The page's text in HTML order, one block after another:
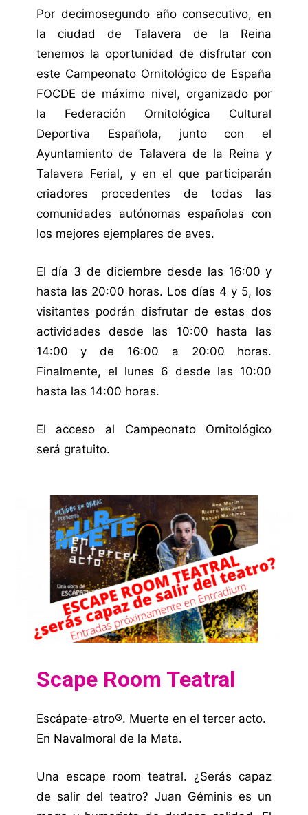
Por decimosegundo año consecutivo, en
la ciudad de Talavera de la Reina
tenemos la oportunidad de disfrutar con
este Campeonato Ornitológico de España
FOCDE de máximo nivel, organizado por
la Federación Ornitológica Cultural
Deportiva Española, junto con el
Ayuntamiento de Talavera de la Reina y
Talavera Ferial, y en el que participarán
criadores procedentes de todas las
comunidades autónomas españolas con
los mejores ejemplares de aves.
El día 3 de diciembre desde las 16:00 y
hasta las 20:00 horas. Los días 4 y 5, los
visitantes podrán disfrutar de estas dos
actividades desde las 10:00 hasta las
14:00 y de 16:00 a 20:00 horas.
Finalmente, el lunes 6 desde las 10:00
hasta las 14:00 horas.
El acceso al Campeonato Ornitológico
será gratuito.
Scape Room Teatral
Escápate-atro®. Muerte en el tercer acto.
En Navalmoral de la Mata.
Una escape room teatral. ¿Serás capaz
de salir del teatro? Juan Géminis es un